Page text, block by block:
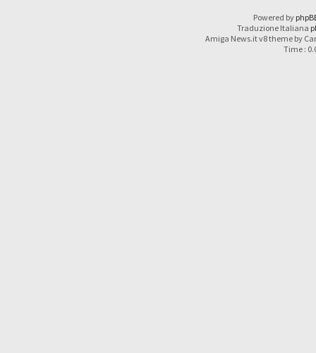
Powered by
Traduzione Italiana
Amiga News.it v8 theme by
Time :